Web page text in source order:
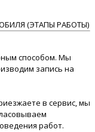
(ЭТАПЫ РАБОТЫ)
способом. Мы
запись на
в сервис, мы
работ.